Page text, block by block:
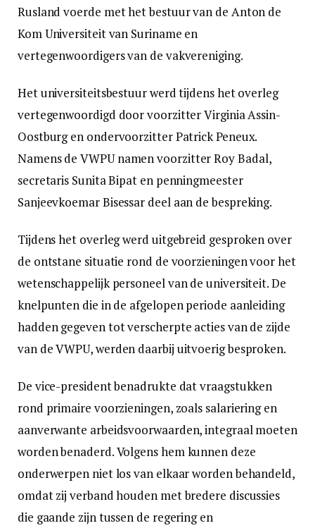
Rusland voerde met het bestuur van de Anton de
Kom Universiteit van Suriname en
vertegenwoordigers van de vakvereniging.
Het universiteitsbestuur werd tijdens het overleg
vertegenwoordigd door voorzitter Virginia Assin-
Oostburg en ondervoorzitter Patrick Peneux.
Namens de VWPU namen voorzitter Roy Badal,
secretaris Sunita Bipat en penningmeester
Sanjeevkoemar Bisessar deel aan de bespreking.
Tijdens het overleg werd uitgebreid gesproken over
de ontstane situatie rond de voorzieningen voor het
wetenschappelijk personeel van de universiteit. De
knelpunten die in de afgelopen periode aanleiding
hadden gegeven tot verscherpte acties van de zijde
van de VWPU, werden daarbij uitvoerig besproken.
De vice-president benadrukte dat vraagstukken
rond primaire voorzieningen, zoals salariering en
aanverwante arbeidsvoorwaarden, integraal moeten
worden benaderd. Volgens hem kunnen deze
onderwerpen niet los van elkaar worden behandeld,
omdat zij verband houden met bredere discussies
die gaande zijn tussen de regering en